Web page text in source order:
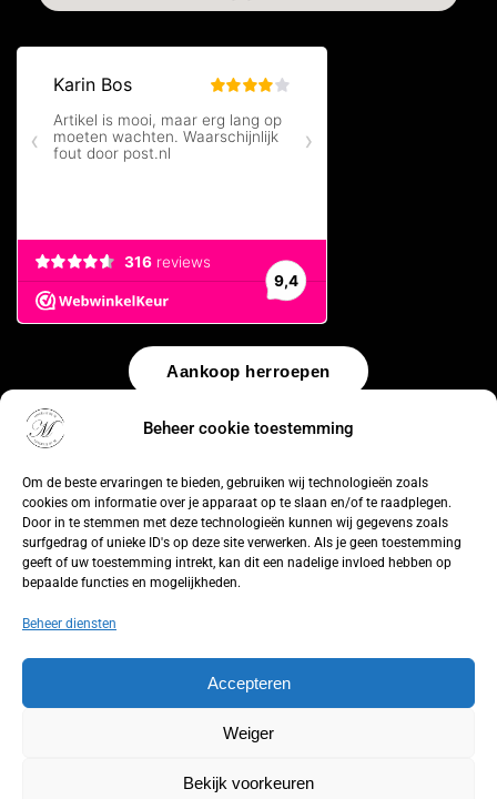
Beheer cookie toestemming
Om de beste ervaringen te bieden, gebruiken wij technologieën zoals
cookies om informatie over je apparaat op te slaan en/of te raadplegen.
Door in te stemmen met deze technologieën kunnen wij gegevens zoals
surfgedrag of unieke ID's op deze site verwerken. Als je geen toestemming
geeft of uw toestemming intrekt, kan dit een nadelige invloed hebben op
bepaalde functies en mogelijkheden.
Beheer diensten
Accepteren
Weiger
Bekijk voorkeuren
Aankoop herroepen
© 2026 by WebUnlimited–Algemene voorwaarden